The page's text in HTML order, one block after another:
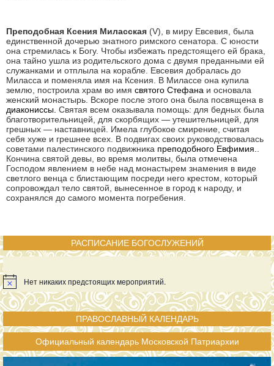
Преподобная Ксения Миласская (V), в миру Евсевия, была
единственной дочерью знатного римского сенатора. С юности
она стремилась к Богу. Чтобы избежать предстоящего ей брака,
она тайно ушла из родительского дома с двумя преданными ей
служанками и отплыла на корабле. Евсевия добралась до
Миласса и поменяла имя на Ксения. В Милассе она купила
землю, построила храм во имя святого Стефана и основала
женский монастырь. Вскоре после этого она была посвящена в
диакониссы. Святая всем оказывала помощь: для бедных была
благотворительницей, для скорбящих — утешительницей, для
грешных — наставницей. Имела глубокое смирение, считая
себя хуже и грешнее всех. В подвигах своих руководствовалась
советами палестинского подвижника преподобного Евфимия.
Кончина святой девы, во время молитвы, была отмечена
Господом явлением в небе над монастырем знамения в виде
светлого венца с блистающим посреди него крестом, который
сопровождал тело святой, вынесенное в город к народу, и
сохранялся до самого момента погребения.
РАСПИСАНИЕ БОГОСЛУЖЕНИЙ
Нет никаких предстоящих мероприятий.
ПРАВОСЛАВНЫЙ КАЛЕНДАРЬ
Официальный календарь Московской Патриархии